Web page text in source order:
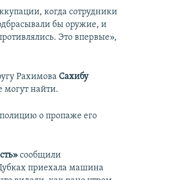
когда сотрудники
бы оружие, и
Это впервые»,
Рахимова Сахибу
могут найти.
о пропаже его
сообщили
приехала машина